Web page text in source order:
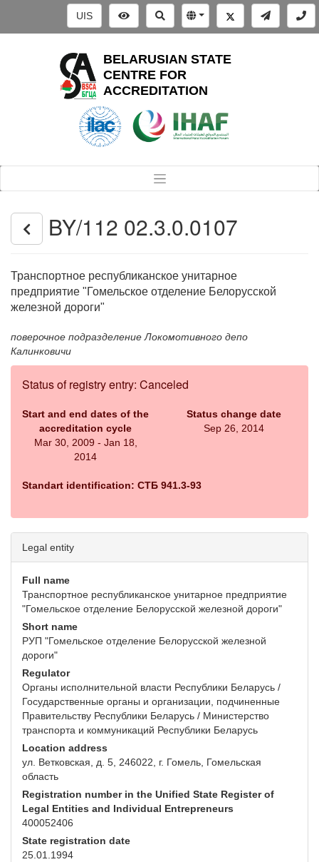
UIS
BELARUSIAN STATE
CENTRE FOR
ACCREDITATION
BY/112 02.3.0.0107
Транспортное республиканское унитарное
предприятие "Гомельское отделение Белорусской
железной дороги"
поверочное подразделение Локомотивного депо
Калинковичи
Status of registry entry: Canceled
Start and end dates of the
accreditation cycle
Mar 30, 2009 - Jan 18,
2014
Status change date
Sep 26, 2014
Standart identification: СТБ 941.3-93
Legal entity
Full name
Транспортное республиканское унитарное предприятие
"Гомельское отделение Белорусской железной дороги"
Short name
РУП "Гомельское отделение Белорусской железной
дороги"
Regulator
Органы исполнительной власти Республики Беларусь /
Государственные органы и организации, подчиненные
Правительству Республики Беларусь / Министерство
транспорта и коммуникаций Республики Беларусь
Location address
ул. Ветковская, д. 5, 246022, г. Гомель, Гомельская
область
Registration number in the Unified State Register of
Legal Entities and Individual Entrepreneurs
400052406
State registration date
25.01.1994